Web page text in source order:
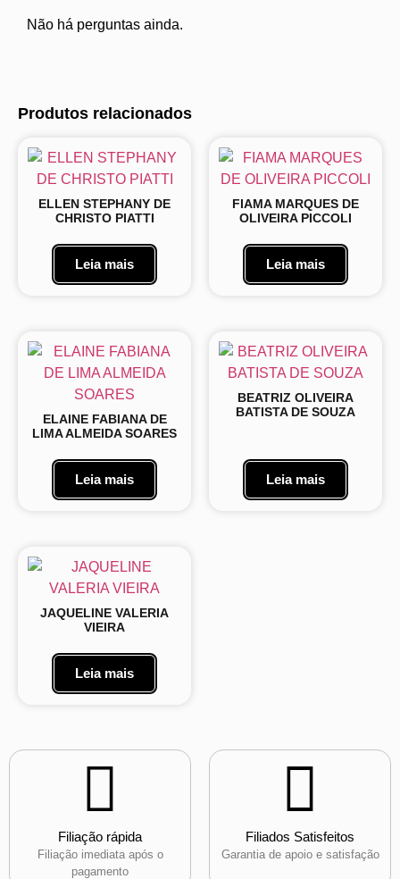
Não há perguntas ainda.
Produtos relacionados
ELLEN STEPHANY DE
CHRISTO PIATTI
Leia mais
FIAMA MARQUES DE
OLIVEIRA PICCOLI
Leia mais
ELAINE FABIANA DE
LIMA ALMEIDA SOARES
Leia mais
BEATRIZ OLIVEIRA
BATISTA DE SOUZA
Leia mais
JAQUELINE VALERIA
VIEIRA
Leia mais
Filiação rápida
Filiação imediata após o
pagamento
Filiados Satisfeitos
Garantia de apoio e satisfação